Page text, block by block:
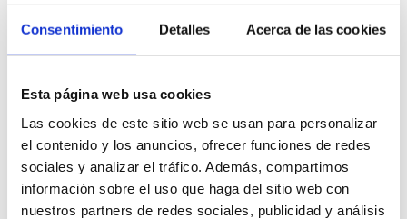
Consentimiento Detalles Acerca de las cookies
Esta página web usa cookies
Las cookies de este sitio web se usan para personalizar
el contenido y los anuncios, ofrecer funciones de redes
sociales y analizar el tráfico. Además, compartimos
información sobre el uso que haga del sitio web con
nuestros partners de redes sociales, publicidad y análisis